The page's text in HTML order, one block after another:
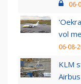
06-
vol
06-08-
KLM